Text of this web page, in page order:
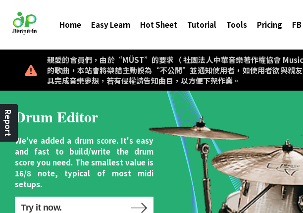
Home Easy Learn Hot Sheet Tutorial Tools Pricing
親愛的會員們，由於“MÜST”的要求（ 社團法人中華音樂著作權協會
的歌曲，本站會將樂譜主動設為“不公開”並通知使用者，如使用者欲與親
具完成音樂夢想，若有侵權請告知曲目，以方便下架作業。
Drum Editor
We've added a drum score. It's easy
and fast to build/write the drum
score you need. The smallest value is
16/8 note, typical of most midi
setups.
Try it now.
Report